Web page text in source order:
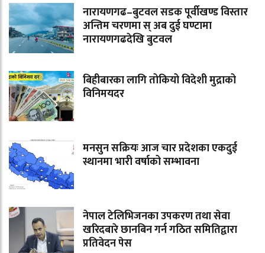
नारायणगढ–बुटवल सडक पूर्वीखण्ड विस्तार
अन्तिम चरणमा स् अब दुई घण्टामा
नारायणगढदेखि बुटवल
बिहीबारका लागि तोकियो विदेशी मुद्राको
विनिमयदर
मनसुन सक्रियः आज चार प्रदेशका एकदुई
स्थानमा भारी वर्षाको सम्भावना
नेपाल टेलिभिजनका उपकरण तथा सेवा
खरिदबारे छानबिन गर्न गठित समितिद्वारा
प्रतिवेदन पेस